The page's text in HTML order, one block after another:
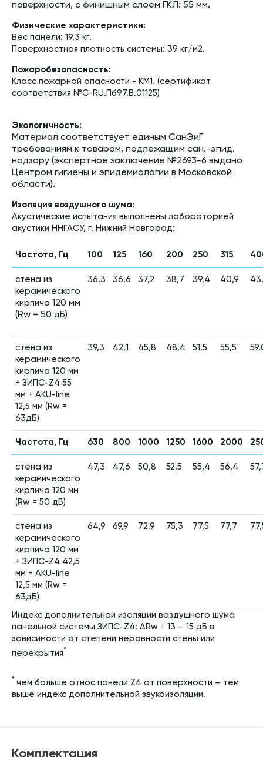
поверхности, с финишным слоем ГКЛ: 55 мм.
Физические характеристики:
Вес панели: 19,3 кг.
Поверхностная плотность системы: 39 кг/м2.
Пожаробезопасность:
Класс пожарной опасности - КМ1. (сертификат
соответствия №С-RU.Пб97.В.01125)
Экологичность:
Материал соответствует единым СанЭиГ
требованиям к товарам, подлежащим сан.-эпид.
надзору (экспертное заключение №2693-6 выдано
Центром гигиены и эпидемиологии в Московской
области).
Изоляция воздушного шума:
Акустические испытания выполнены лабораторией
акустики ННГАСУ, г. Нижний Новгород:
Частота, Гц 100 125 160 200 250 315
стена из
керамического
кирпича 120 мм
(Rw = 50 дБ)
36,3 36,6 37,2 38,7 39,4 40,9
стена из
керамического
кирпича 120 мм
+ ЗИПС-Z4 55
мм + AKU-line
12,5 мм (Rw =
63дБ)
39,3 42,1 45,8 48,4 51,5 55,5
Частота, Гц 630 800 1000 1250 1600 2000
стена из
керамического
кирпича 120 мм
(Rw = 50 дБ)
47,3 47,6 50,8 52,5 55,4 56,4
стена из
керамического
кирпича 120 мм
+ ЗИПС-Z4 42,5
мм + AKU-line
12,5 мм (Rw =
63дБ)
64,9 69,9 72,9 75,3 77,5 77,7
Индекс дополнительной изоляции воздушного шума
панельной системы ЗИПС-Z4: ΔRw = 13 – 15 дБ в
зависимости от степени неровности стены или
перекрытия*
* чем больше относ панели Z4 от поверхности – тем
выше индекс дополнительной звукоизоляции.
Комплектация